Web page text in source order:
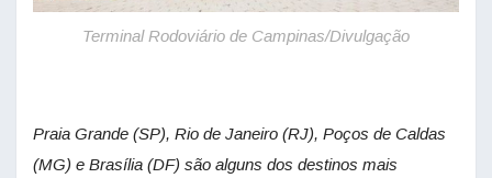
Terminal Rodoviário de Campinas/Divulgação
Praia Grande (SP), Rio de Janeiro (RJ), Poços de Caldas
(MG) e Brasília (DF) são alguns dos destinos mais